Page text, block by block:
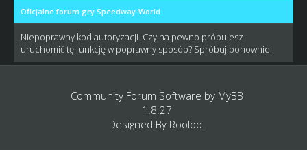
Oficjalne forum gry Speedway-World
Niepoprawny kod autoryzacji. Czy na pewno próbujesz
uruchomić tę funkcję w poprawny sposób? Spróbuj ponownie.
Community Forum Software by MyBB
1.8.27
Designed By Rooloo.